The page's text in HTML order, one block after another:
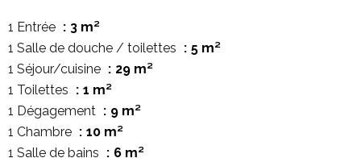
1 Entrée
3 m²
1 Salle de douche / toilettes
5 m²
1 Séjour/cuisine
29 m²
1 Toilettes
1 m²
1 Dégagement
9 m²
1 Chambre
10 m²
1 Salle de bains
6 m²